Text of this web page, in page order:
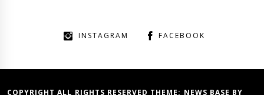
INSTAGRAM FACEBOOK
COPYRIGHT ALL RIGHTS RESERVED THEME: NEWS BASE BY